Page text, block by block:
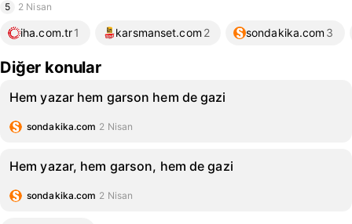
5 2 Nisan
iha.com.tr1 karsmanset.com 2 sondakika.com 3
Diğer konular
Hem yazar hem garson hem de gazi
sondakika.com 2 Nisan
Hem yazar, hem garson, hem de gazi
sondakika.com 2 Nisan